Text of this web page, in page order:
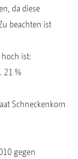
da diese
beachten ist
ist:
21 %
Schneckenkorn
gegen